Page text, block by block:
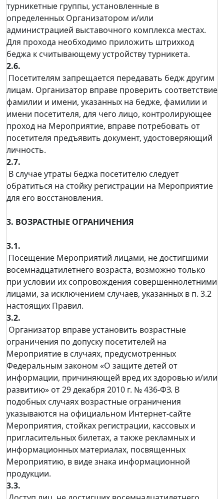
турникетные группы, установленные в
определенных Организатором и/или
администрацией выставочного комплекса местах.
Для прохода необходимо приложить штрихкод
беджа к считывающему устройству турникета.
2.6.
Посетителям запрещается передавать бедж другим
лицам. Организатор вправе проверить соответствие
фамилии и имени, указанных на бедже, фамилии и
имени посетителя, для чего лицо, контролирующее
проход на Мероприятие, вправе потребовать от
посетителя предъявить документ, удостоверяющий
личность.
2.7.
В случае утраты беджа посетителю следует
обратиться на стойку регистрации на Мероприятие
для его восстановления.
3. ВОЗРАСТНЫЕ ОГРАНИЧЕНИЯ
3.1.
Посещение Мероприятий лицами, не достигшими
восемнадцатилетнего возраста, возможно только
при условии их сопровождения совершеннолетними
лицами, за исключением случаев, указанных в п. 3.2
настоящих Правил.
3.2.
Организатор вправе установить возрастные
ограничения по допуску посетителей на
Мероприятие в случаях, предусмотренных
Федеральным законом «О защите детей от
информации, причиняющей вред их здоровью и/или
развитию» от 29 декабря 2010 г. № 436-ФЗ. В
подобных случаях возрастные ограничения
указываются на официальном Интернет-сайте
Мероприятия, стойках регистрации, кассовых и
пригласительных билетах, а также рекламных и
информационных материалах, посвященных
Мероприятию, в виде знака информационной
продукции.
3.3.